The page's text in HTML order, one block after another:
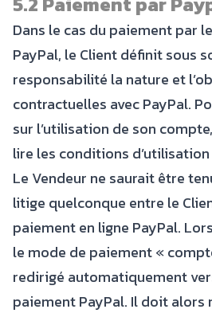
Dans le cas du paiement par
PayPal, le Client définit sous
responsabilité la nature et
contractuelles avec PayPal.
sur l’utilisation de son
lire les conditions
Le Vendeur ne saurait être
litige quelconque entre le
paiement en ligne PayPal.
le mode de paiement «
redirigé automatiquement
paiement PayPal. Il doit alors